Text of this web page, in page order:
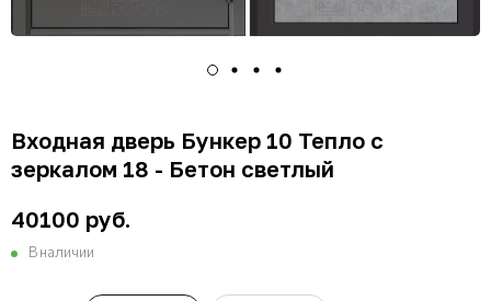
Входная дверь Бункер 10 Тепло с
зеркалом 18 - Бетон светлый
40100 руб.
В наличии